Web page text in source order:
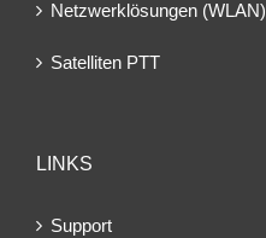
Netzwerklösungen (WLAN)
Satelliten PTT
LINKS
Support